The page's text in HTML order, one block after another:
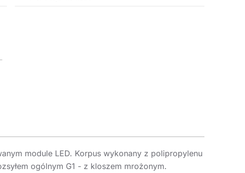
module LED. Korpus wykonany z polipropylenu
ogólnym G1 - z kloszem mrożonym.